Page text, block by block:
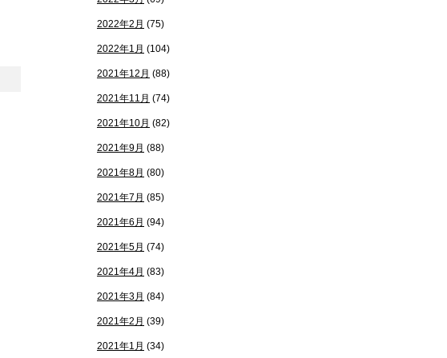
2022年2月 (75)
2022年1月 (104)
2021年12月 (88)
2021年11月 (74)
2021年10月 (82)
2021年9月 (88)
2021年8月 (80)
2021年7月 (85)
2021年6月 (94)
2021年5月 (74)
2021年4月 (83)
2021年3月 (84)
2021年2月 (39)
2021年1月 (34)